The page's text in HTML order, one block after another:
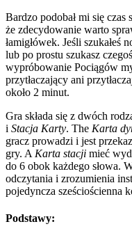
Bardzo podobał mi się
że zdecydowanie warto
łamigłówek. Jeśli szukałeś
lub po prostu szukasz
wypróbowanie Pociągów
przytłaczający ani
około 2 minut.
Gra składa się z dwóch
i Stacja Karty. The Karta
gracz prowadzi i jest
gry. A Karta stacji mieć
do 6 obok każdego słowa.
odczytania i zrozumienia
pojedyncza sześciościenna
Podstawy: